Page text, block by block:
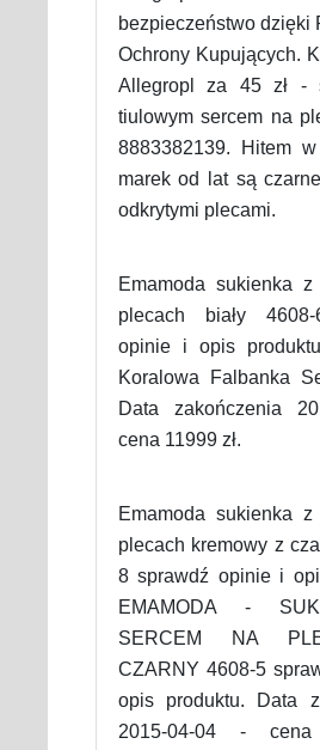
bezpieczeństwo dzięki
Ochrony Kupujących.
Allegropl za 45 zł -
tiulowym sercem na
8883382139. Hitem
marek od lat są
odkrytymi plecami.
Emamoda sukienka
plecach biały
opinie i opis
Koralowa Falbanka
Data zakończenia
cena 11999 zł.
Emamoda sukienka
plecach kremowy z
8 sprawdź opinie i
EMAMODA -
SERCEM NA
CZARNY 4608-5
opis produktu. Data
2015-04-04 -